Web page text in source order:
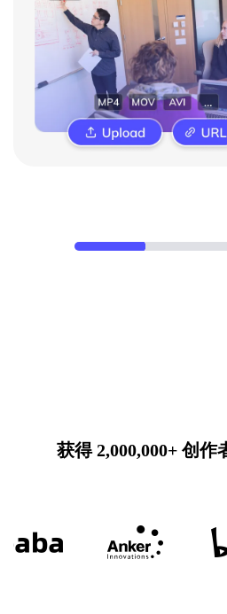
获得 2,000,000+ 创